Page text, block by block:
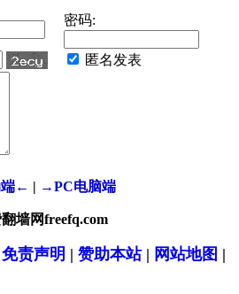
密码:
匿名发表
端← | →PC电脑端
墙网freefq.com
免责声明 | 赞助本站| 网站地图 |